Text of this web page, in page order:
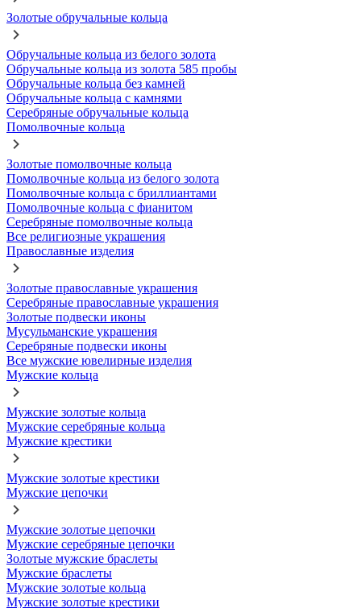
Золотые обручальные кольца
Обручальные кольца из белого золота
Обручальные кольца из золота 585 пробы
Обручальные кольца без камней
Обручальные кольца с камнями
Серебряные обручальные кольца
Помолвочные кольца
Золотые помолвочные кольца
Помолвочные кольца из белого золота
Помолвочные кольца с бриллиантами
Помолвочные кольца с фианитом
Серебряные помолвочные кольца
Все религиозные украшения
Православные изделия
Золотые православные украшения
Серебряные православные украшения
Золотые подвески иконы
Мусульманские украшения
Серебряные подвески иконы
Все мужские ювелирные изделия
Мужские кольца
Мужские золотые кольца
Мужские серебряные кольца
Мужские крестики
Мужские золотые крестики
Мужские цепочки
Мужские золотые цепочки
Мужские серебряные цепочки
Золотые мужские браслеты
Мужские браслеты
Мужские золотые кольца
Мужские золотые крестики